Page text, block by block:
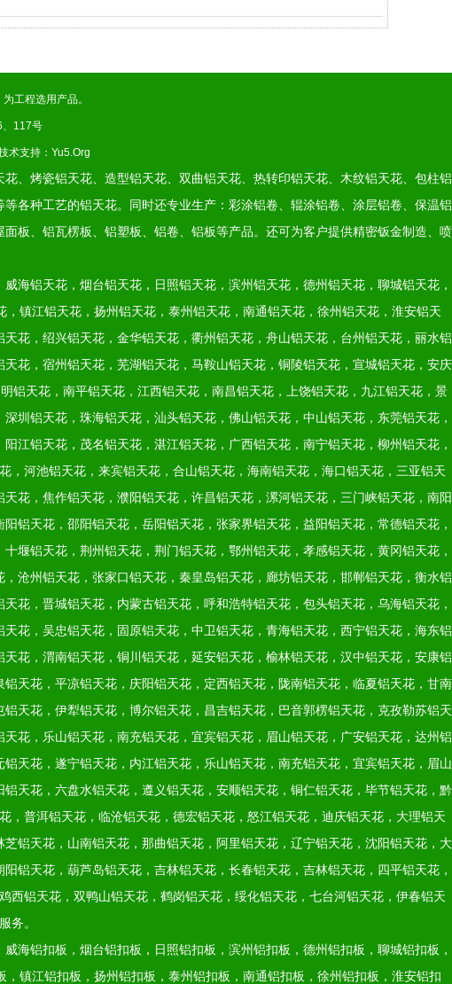
工程选用产品。
、117号
术支持： Yu5.Org
、烤瓷铝天花、造型铝天花、双曲铝天花、热转印铝天花、木纹铝天花、包柱铝
各种工艺的铝天花。同时还专业生产：彩涂铝卷、辊涂铝卷、涂层铝卷、保温铝
板、铝瓦楞板、铝塑板、铝卷、铝板等产品。还可为客户提供精密钣金制造、喷
海铝天花，烟台铝天花，日照铝天花，滨州铝天花，德州铝天花，聊城铝天花，
，镇江铝天花，扬州铝天花，泰州铝天花，南通铝天花，徐州铝天花，淮安铝天
花，绍兴铝天花，金华铝天花，衢州铝天花，舟山铝天花，台州铝天花，丽水铝
花，宿州铝天花，芜湖铝天花，马鞍山铝天花，铜陵铝天花，宣城铝天花，安庆
铝天花，南平铝天花，江西铝天花，南昌铝天花，上饶铝天花，九江铝天花，景
圳铝天花，珠海铝天花，汕头铝天花，佛山铝天花，中山铝天花，东莞铝天花，
江铝天花，茂名铝天花，湛江铝天花，广西铝天花，南宁铝天花，柳州铝天花，
河池铝天花，来宾铝天花，合山铝天花，海南铝天花，海口铝天花，三亚铝天
花，焦作铝天花，濮阳铝天花，许昌铝天花，漯河铝天花，三门峡铝天花，南阳
铝天花，邵阳铝天花，岳阳铝天花，张家界铝天花，益阳铝天花，常德铝天花，
堰铝天花，荆州铝天花，荆门铝天花，鄂州铝天花，孝感铝天花，黄冈铝天花，
沧州铝天花，张家口铝天花，秦皇岛铝天花，廊坊铝天花，邯郸铝天花，衡水铝
花，晋城铝天花，内蒙古铝天花，呼和浩特铝天花，包头铝天花，乌海铝天花，
花，吴忠铝天花，固原铝天花，中卫铝天花，青海铝天花，西宁铝天花，海东铝
花，渭南铝天花，铜川铝天花，延安铝天花，榆林铝天花，汉中铝天花，安康铝
天花，平凉铝天花，庆阳铝天花，定西铝天花，陇南铝天花，临夏铝天花，甘南
天花，伊犁铝天花，博尔铝天花，昌吉铝天花，巴音郭楞铝天花，克孜勒苏铝天
花，乐山铝天花，南充铝天花，宜宾铝天花，眉山铝天花，广安铝天花，达州铝
天花，遂宁铝天花，内江铝天花，乐山铝天花，南充铝天花，宜宾铝天花，眉山
天花，六盘水铝天花，遵义铝天花，安顺铝天花，铜仁铝天花，毕节铝天花，黔
普洱铝天花，临沧铝天花，德宏铝天花，怒江铝天花，迪庆铝天花，大理铝天
铝天花，山南铝天花，那曲铝天花，阿里铝天花，辽宁铝天花，沈阳铝天花，大
铝天花，葫芦岛铝天花，吉林铝天花，长春铝天花，吉林铝天花，四平铝天花，
铝天花，双鸭山铝天花，鹤岗铝天花，绥化铝天花，七台河铝天花，伊春铝天
务。
海铝扣板，烟台铝扣板，日照铝扣板，滨州铝扣板，德州铝扣板，聊城铝扣板，
，镇江铝扣板，扬州铝扣板，泰州铝扣板，南通铝扣板，徐州铝扣板，淮安铝扣